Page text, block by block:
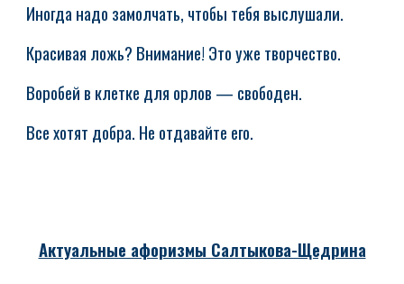
Иногда надо замолчать, чтобы тебя выслушали.
Красивая ложь? Внимание! Это уже творчество.
Воробей в клетке для орлов — свободен.
Все хотят добра. Не отдавайте его.
Актуальные афоризмы Салтыкова-Щедрина